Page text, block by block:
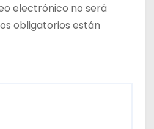
electrónico no será
obligatorios están